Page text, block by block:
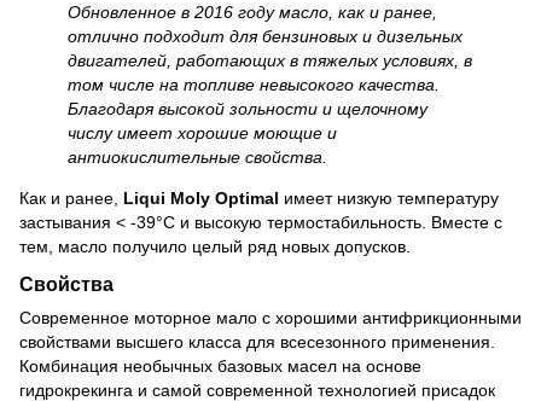
Обновленное в 2016 году масло, как и ранее,
отлично подходит для бензиновых и дизельных
двигателей, работающих в тяжелых условиях, в
том числе на топливе невысокого качества.
Благодаря высокой зольности и щелочному
числу имеет хорошие моющие и
антиокислительные свойства.
Как и ранее, Liqui Moly Optimal имеет низкую температуру
застывания < -39°C и высокую термостабильность. Вместе с
тем, масло получило целый ряд новых допусков.
Свойства
Современное моторное мало с хорошими антифрикционными
свойствами высшего класса для всесезонного применения.
Комбинация необычных базовых масел на основе
гидрокрекинга и самой современной технологией присадок